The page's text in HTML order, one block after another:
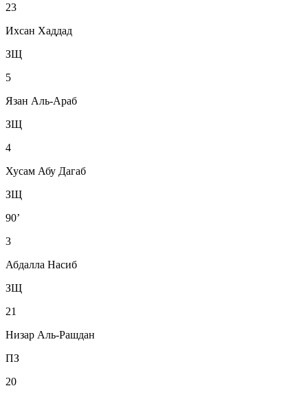
23
Ихсан Хаддад
ЗЩ
5
Язан Аль-Араб
ЗЩ
4
Хусам Абу Дагаб
ЗЩ
90’
3
Абдалла Насиб
ЗЩ
21
Низар Аль-Рашдан
ПЗ
20